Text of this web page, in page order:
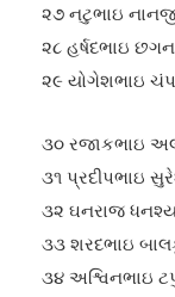
૨૭ નટુભાઇ
૨૮ હર્ષદભાઇ
૨૯ યોગેશભાઇ
૩૦ રજાકભાઇ
૩૧ પ્રદીપભાઇ
૩૨ ઘનરાજ
૩૩ શરદભાઇ
૩૪ અશ્વિનભાઇ